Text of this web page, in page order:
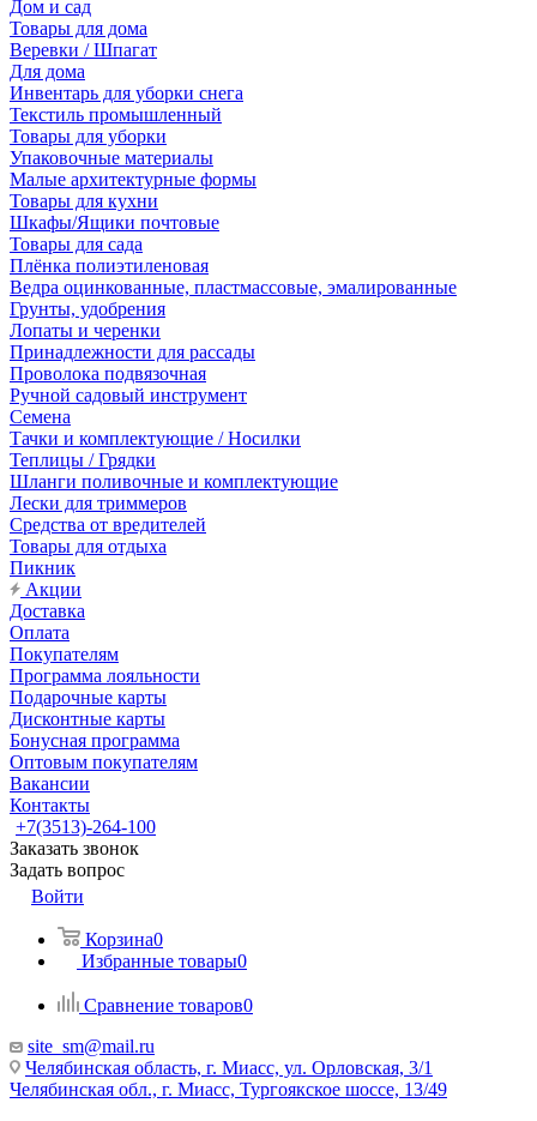
Дом и сад
Товары для дома
Веревки / Шпагат
Для дома
Инвентарь для уборки снега
Текстиль промышленный
Товары для уборки
Упаковочные материалы
Малые архитектурные формы
Товары для кухни
Шкафы/Ящики почтовые
Товары для сада
Плёнка полиэтиленовая
Ведра оцинкованные, пластмассовые, эмалированные
Грунты, удобрения
Лопаты и черенки
Принадлежности для рассады
Проволока подвязочная
Ручной садовый инструмент
Семена
Тачки и комплектующие / Носилки
Теплицы / Грядки
Шланги поливочные и комплектующие
Лески для триммеров
Средства от вредителей
Товары для отдыха
Пикник
Акции
Доставка
Оплата
Покупателям
Программа лояльности
Подарочные карты
Дисконтные карты
Бонусная программа
Оптовым покупателям
Вакансии
Контакты
+7(3513)-264-100
Заказать звонок
Задать вопрос
Войти
Корзина0
Избранные товары0
Сравнение товаров0
site_sm@mail.ru
Челябинская область, г. Миасс, ул. Орловская, 3/1
Челябинская обл., г. Миасс, Тургоякское шоссе, 13/49